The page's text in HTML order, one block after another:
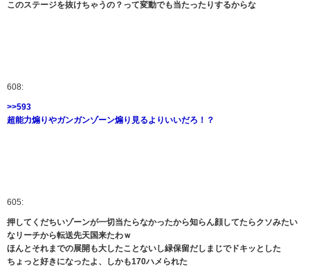
このステージを抜けちゃうの？って変動でも当たったりするからな
608:
>>593
超能力煽りやガンガンゾーン煽り見るよりいいだろ！？
605:
押してくだちいゾーンが一切当たらなかったから知らん顔してたらクソみたい
なリーチから転送先天国来たわｗ
ほんとそれまでの展開も大したことないし緑保留だしまじでドキッとした
ちょっと好きになったよ、しかも170ハメられた